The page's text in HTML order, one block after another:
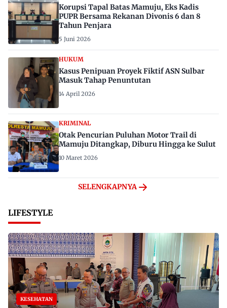
Korupsi Tapal Batas Mamuju, Eks Kadis
PUPR Bersama Rekanan Divonis 6 dan 8
Tahun Penjara
5 Juni 2026
HUKUM
Kasus Penipuan Proyek Fiktif ASN Sulbar
Masuk Tahap Penuntutan
14 April 2026
KRIMINAL
Otak Pencurian Puluhan Motor Trail di
Mamuju Ditangkap, Diburu Hingga ke Sulut
10 Maret 2026
SELENGKAPNYA
LIFESTYLE
KESEHATAN